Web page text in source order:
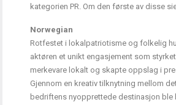
kategorien PR. Om den første av disse
Norwegian
Rotfestet i lokalpatriotisme og folkelig
aktøren et unikt engasjement som
merkevare lokalt og skapte oppslag i
Gjennom en kreativ tilknytning mellom
bedriftens nyopprettede destinasjon ble